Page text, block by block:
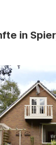
in